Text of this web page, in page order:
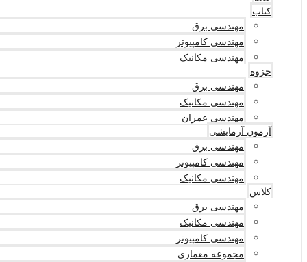
کتاب
مهندسی برق
مهندسی کامپیوتر
مهندسی مکانیک
جزوه
مهندسی برق
مهندسی مکانیک
مهندسی عمران
آزمون آزمایشی
مهندسی برق
مهندسی کامپیوتر
مهندسی مکانیک
کلاس
مهندسی برق
مهندسی مکانیک
مهندسی کامپیوتر
مجموعه معماری